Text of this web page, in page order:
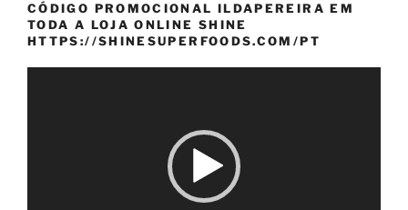
CÓDIGO PROMOCIONAL ILDAPEREIRA EM
TODA A LOJA ONLINE SHINE
HTTPS://SHINESUPERFOODS.COM/PT